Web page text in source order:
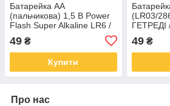
Батарейка AA
(пальчикова) 1,5 В Power
Flash Super Alkaline LR6 /
Універсальна батарейка
49 ₴
Купити
(LR03/
ГЕТРЕДІ
49₴
Про нас